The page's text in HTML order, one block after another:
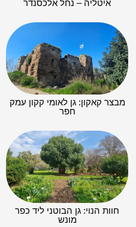
איטליה – נחל אלכסנדר
מבצר קאקון: גן לאומי קקון עמק
חפר
חוות הנוי: גן הבוטני ליד כפר
מונש